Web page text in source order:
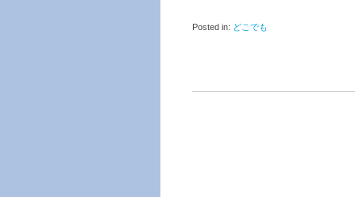
Posted in: どこでも